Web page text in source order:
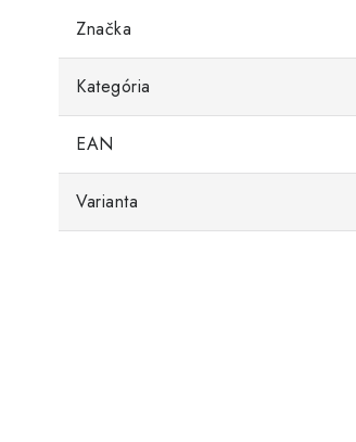
Značka
Kategória
EAN
Varianta